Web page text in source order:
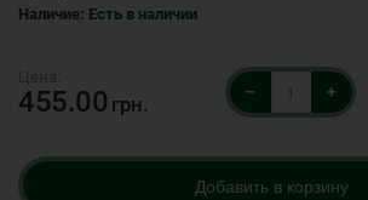
Наличие: Есть в наличии
455.00 грн.
– +
Добавить в корзину